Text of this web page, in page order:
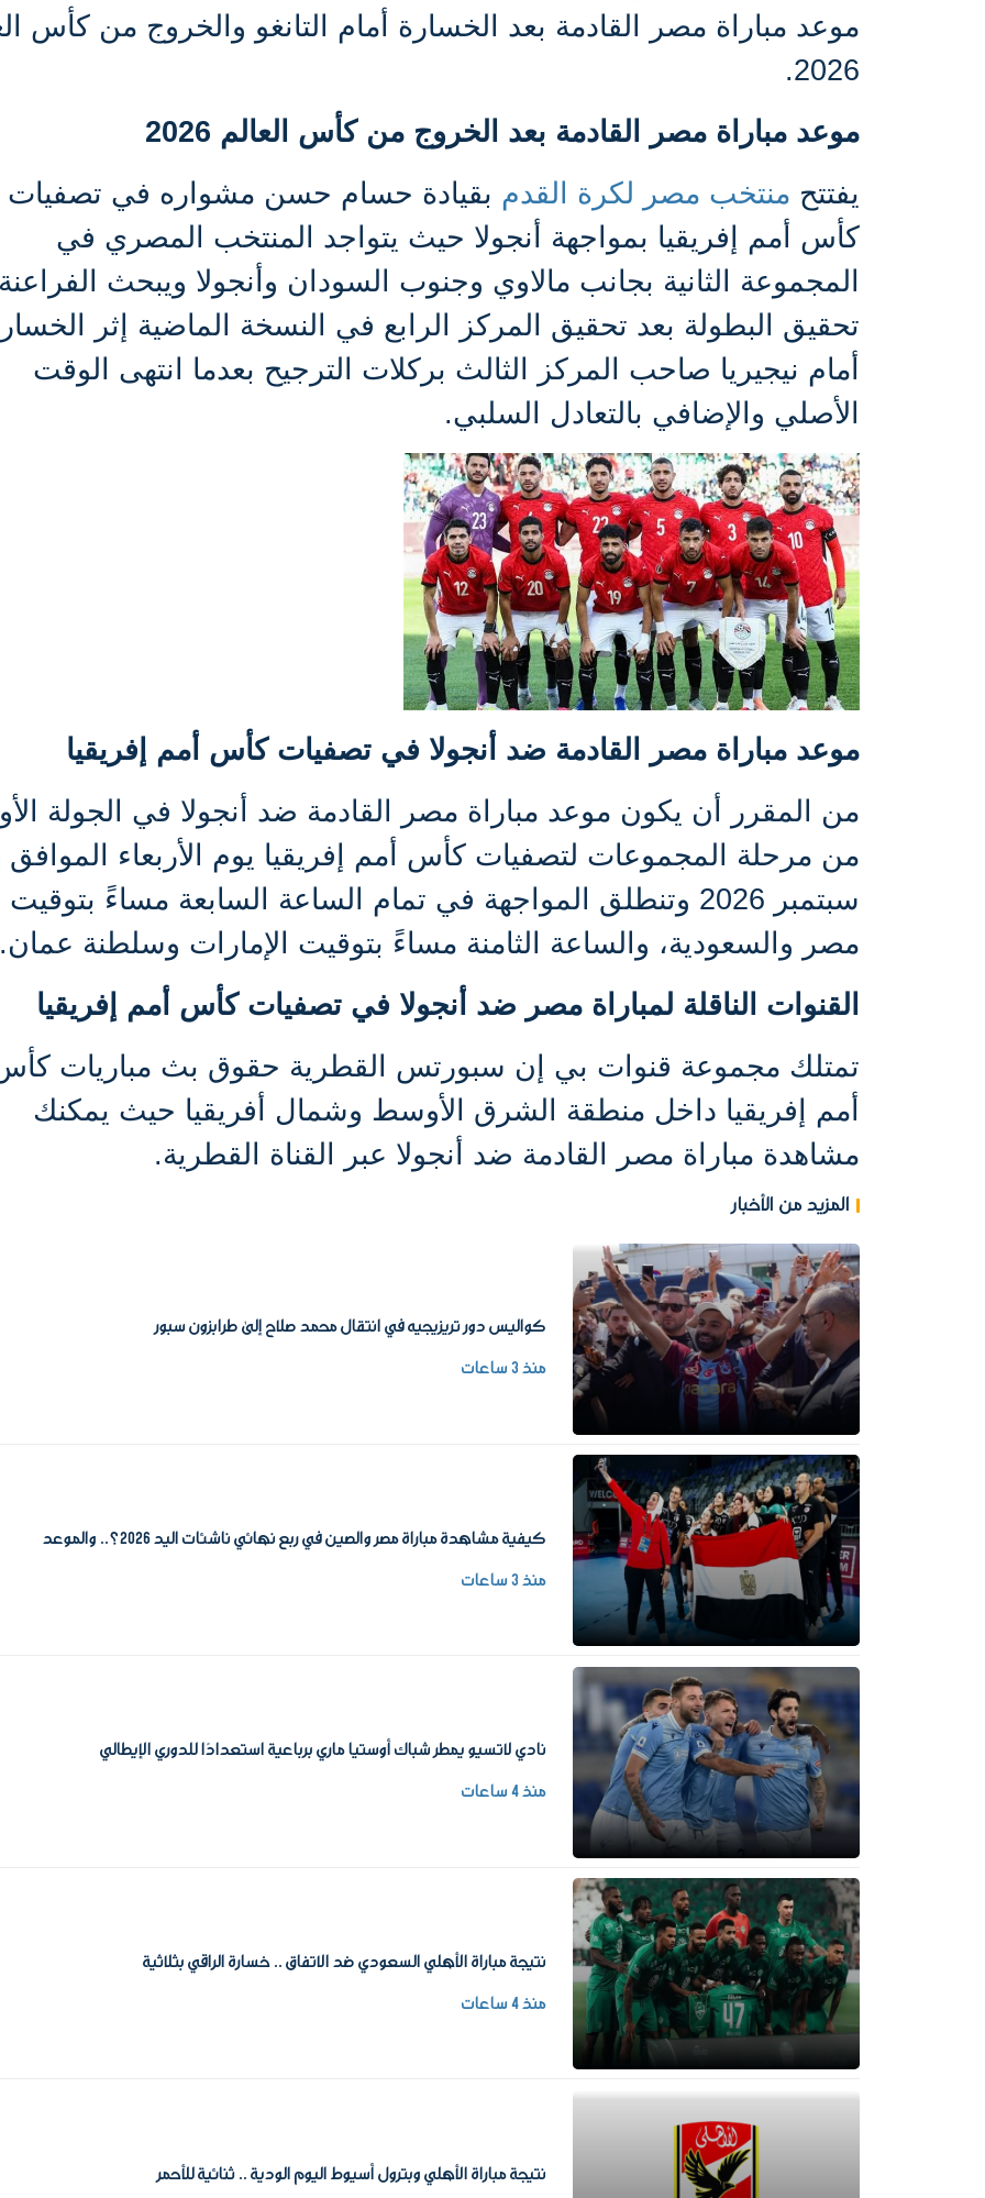
موعد مباراة مصر القادمة بعد الخسارة أمام التانغو والخروج من كأس
2026.
موعد مباراة مصر القادمة بعد الخروج من كأس العالم 2026
يفتتح منتخب مصر لكرة القدم بقيادة حسام حسن مشواره في تصفيات
كأس أمم إفريقيا بمواجهة أنجولا حيث يتواجد المنتخب المصري في
المجموعة الثانية بجانب مالاوي وجنوب السودان وأنجولا ويبحث
تحقيق البطولة بعد تحقيق المركز الرابع في النسخة الماضية إثر
أمام نيجيريا صاحب المركز الثالث بركلات الترجيح بعدما انتهى الوقت
الأصلي والإضافي بالتعادل السلبي.
موعد مباراة مصر القادمة ضد أنجولا في تصفيات كأس أمم إفريقيا
من المقرر أن يكون موعد مباراة مصر القادمة ضد أنجولا في الجولة
سبتمبر 2026 وتنطلق المواجهة في تمام الساعة السابعة مساءً بتوقيت
مصر والسعودية، والساعة الثامنة مساءً بتوقيت الإمارات وسلطنة عمان.
القنوات الناقلة لمباراة مصر ضد أنجولا في تصفيات كأس أمم إفريقيا
تمتلك مجموعة قنوات بي إن سبورتس القطرية حقوق بث مباريات
أمم إفريقيا داخل منطقة الشرق الأوسط وشمال أفريقيا حيث يمكنك
مشاهدة مباراة مصر القادمة ضد أنجولا عبر القناة القطرية.
المزيد من الأخبار
كواليس دور تريزيجيه في انتقال محمد صلاح إلى طرابزون سبور
منذ 3 ساعات
كيفية مشاهدة مباراة مصر والصين في ربع نهائي ناشئات اليد 2026؟.. والموعد
منذ 3 ساعات
نادي لاتسيو يمطر شباك أوستيا ماري برباعية استعدادًا للدوري الإيطالي
منذ 4 ساعات
نتيجة مباراة الأهلي السعودي ضد الاتفاق .. خسارة الراقي بثلاثية
منذ 4 ساعات
نتيجة مباراة الأهلي وبترول أسيوط اليوم الودية .. ثنائية للأحمر